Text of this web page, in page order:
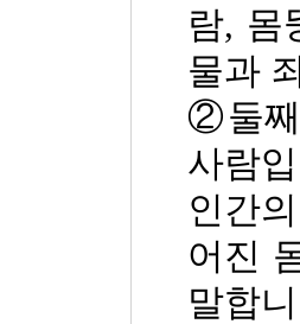
람, 몸
물과
②둘
사람
인간
어진
말합